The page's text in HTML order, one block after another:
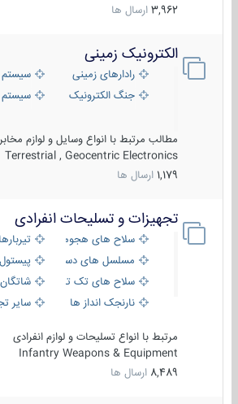
3,962 ارسال ها
الکترونیک زمینی
رادارهای زمینی
سیستم
جنگ الکترونیک
سیستم
مطالب مرتبط با انواع وسایل و لوازم
Terrestrial , Geocentric Electronics
1,179 ارسال ها
تجهیزات و تسلیحات انفرادی
سلاح های هجومی
تیربارها
مسلسل های دستی
پیستول
سلاح های تک تیر اندازیشاتگان ها
نارنجک انداز ها
سایر
مرتبط با انواع تسلیحات و لوازم انفرادی
Infantry Weapons & Equipment
8,489 ارسال ها